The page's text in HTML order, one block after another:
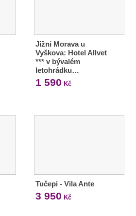
Jižní Morava u
Vyškova: Hotel Allvet
*** v bývalém
letohrádku…
1 590 Kč
Tučepi - Vila Ante
3 950 Kč